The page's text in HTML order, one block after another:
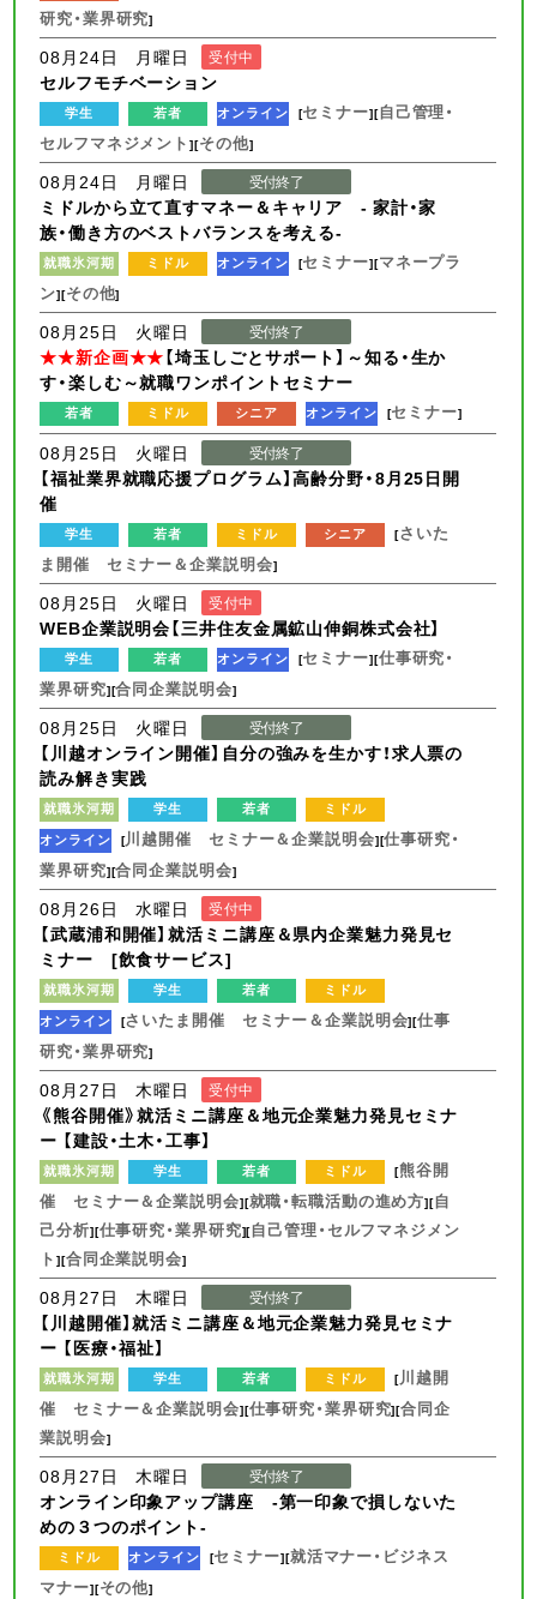
研究・業界研究]
08月24日 月曜日 受付中
セルフモチベーション
学生 若者 オンライン [セミナー][自己管理・
セルフマネジメント][その他]
08月24日 月曜日 受付終了
ミドルから立て直すマネー＆キャリア - 家計・家
族・働き方のベストバランスを考える-
就職氷河期 ミドル オンライン [セミナー][マネープラ
ン][その他]
08月25日 火曜日 受付終了
★★新企画★★【埼玉しごとサポート】～知る・生か
す・楽しむ～就職ワンポイントセミナー
若者 ミドル シニア オンライン [セミナー]
08月25日 火曜日 受付終了
【福祉業界就職応援プログラム】高齢分野・8月25日開
催
学生 若者 ミドル シニア [さいた
ま開催 セミナー＆企業説明会]
08月25日 火曜日 受付中
WEB企業説明会【三井住友金属鉱山伸銅株式会社】
学生 若者 オンライン [セミナー][仕事研究・
業界研究][合同企業説明会]
08月25日 火曜日 受付終了
【川越オンライン開催】自分の強みを生かす！求人票の
読み解き実践
就職氷河期 学生 若者
ミドル
オンライン [川越開催 セミナー＆企業説明会][仕事研究・
業界研究][合同企業説明会]
08月26日 水曜日 受付中
【武蔵浦和開催】就活ミニ講座＆県内企業魅力発見セ
ミナー [飲食サービス]
就職氷河期 学生 若者
ミドル
オンライン [さいたま開催 セミナー＆企業説明会][仕事
研究・業界研究]
08月27日 木曜日 受付中
《熊谷開催》就活ミニ講座＆地元企業魅力発見セミナ
ー 【建設・土木・工事】
就職氷河期 学生 若者 ミドル [熊谷開
催 セミナー＆企業説明会][就職・転職活動の進め方][自
己分析][仕事研究・業界研究][自己管理・セルフマネジメン
ト][合同企業説明会]
08月27日 木曜日 受付終了
【川越開催】就活ミニ講座＆地元企業魅力発見セミナ
ー 【医療・福祉】
就職氷河期 学生 若者 ミドル [川越開
催 セミナー＆企業説明会][仕事研究・業界研究][合同企
業説明会]
08月27日 木曜日 受付終了
オンライン印象アップ講座 -第一印象で損しないた
めの３つのポイント-
ミドル オンライン [セミナー][就活マナー・ビジネス
マナー][その他]